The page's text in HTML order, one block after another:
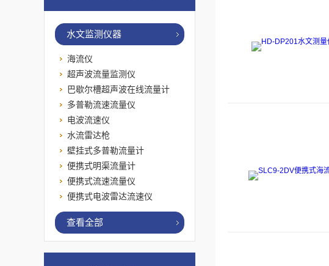
水文监测仪器
海流仪
超声波流量监测仪
巴歇尔槽超声波在线流量计
多普勒流速流量仪
电波流速仪
水流雷达枪
壁挂式多普勒流量计
便携式明渠流量计
便携式流速流量仪
便携式电波雷达流速仪
查看全部